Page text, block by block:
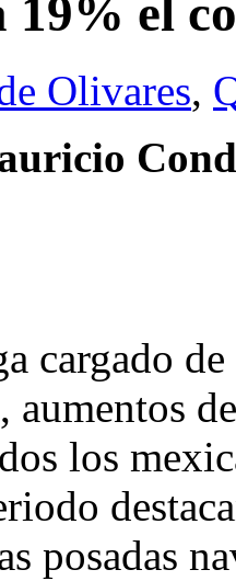
el
Olivares,
cargado
aumentos
los
posadas